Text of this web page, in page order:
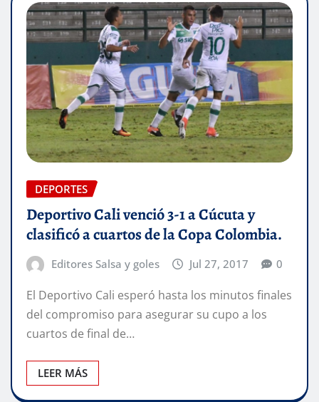
DEPORTES
Deportivo Cali venció 3-1 a Cúcuta y
clasificó a cuartos de la Copa Colombia.
Editores Salsa y goles Jul 27, 2017 0
El Deportivo Cali esperó hasta los minutos finales
del compromiso para asegurar su cupo a los
cuartos de final de…
LEER MÁS